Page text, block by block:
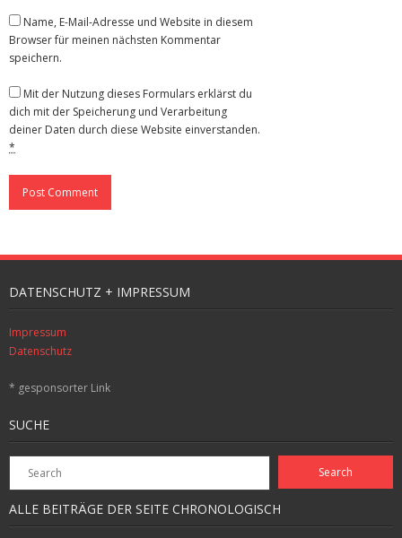
Name, E-Mail-Adresse und Website in diesem
Browser für meinen nächsten Kommentar
speichern.
Mit der Nutzung dieses Formulars erklärst du
dich mit der Speicherung und Verarbeitung
deiner Daten durch diese Website einverstanden.
*
DATENSCHUTZ + IMPRESSUM
Impressum
Datenschutz
* gesponsorter Link
SUCHE
ALLE BEITRÄGE DER SEITE CHRONOLOGISCH